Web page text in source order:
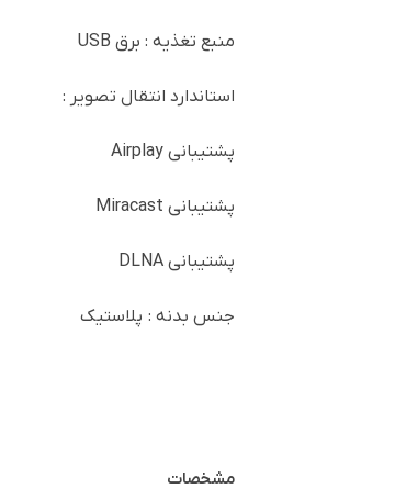
منبع تغذیه : برق USB
استاندارد انتقال تصویر :
پشتیبانی Airplay
پشتیبانی Miracast
پشتیبانی DLNA
جنس بدنه : پلاستیک
مشخصات